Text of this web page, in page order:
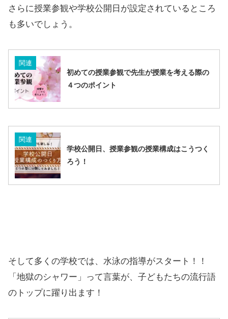
さらに授業参観や学校公開日が設定されているところ
も多いでしょう。
関連
初めての授業参観で先生が授業を考える際の
４つのポイント
関連
学校公開日、授業参観の授業構成はこうつく
ろう！
そして多くの学校では、水泳の指導がスタート！！
「地獄のシャワー」って言葉が、子どもたちの流行語
のトップに躍り出ます！